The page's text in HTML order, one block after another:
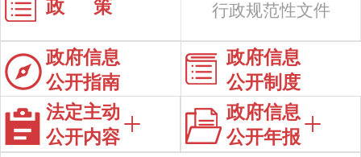
政 策 行政规范性文件
政府信息
公开指南
政府信息
公开制度
法定主动
公开内容
政府信息
公开年报